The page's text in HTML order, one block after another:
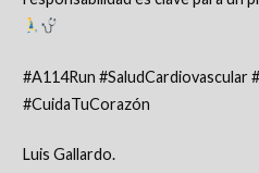
#A114Run #SaludCardiovascular
#CuidaTuCorazón
Luis Gallardo.